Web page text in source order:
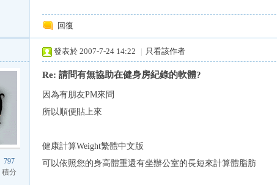
回復
797
積分
發表於 2007-7-24 14:22 | 只看該作者
Re: 請問有無協助在健身房紀錄的軟體?
因為有朋友PM來問
所以順便貼上來
健康計算Weight繁體中文版
可以依照您的身高體重還有坐辦公室的長短來計算體脂肪